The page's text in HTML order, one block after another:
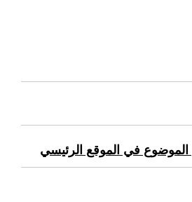
الموضوع في الموقع الرئيسي